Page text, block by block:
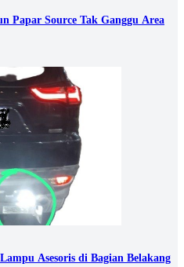
Papar Source Tak Ganggu Area
Asesoris di Bagian Belakang